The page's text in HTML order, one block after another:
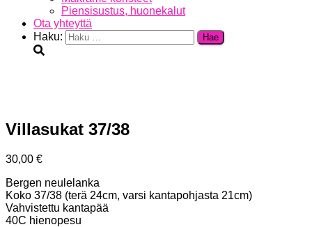
Piensisustus, huonekalut
Ota yhteyttä
Haku:
Villasukat 37/38
30,00 €
Bergen neulelanka
Koko 37/38 (terä 24cm, varsi kantapohjasta 21cm)
Vahvistettu kantapää
40C hienopesu